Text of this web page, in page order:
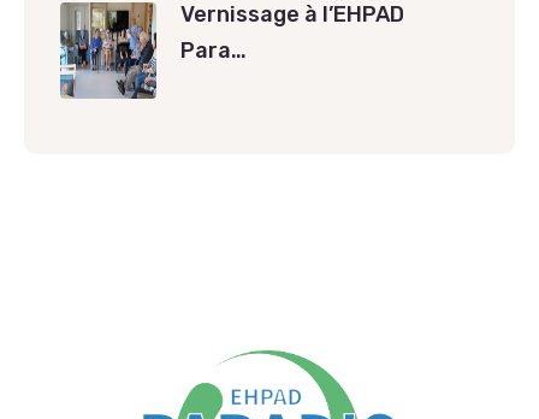
Vernissage à l’EHPAD
Para…